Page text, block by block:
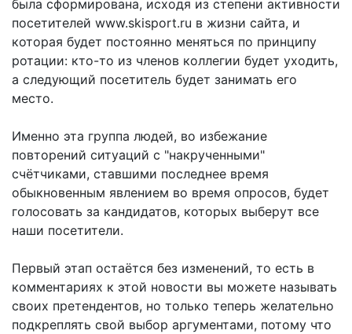
была сформирована, исходя из степени активности
посетителей www.skisport.ru в жизни сайта, и
которая будет постоянно меняться по принципу
ротации: кто-то из членов коллегии будет уходить,
а следующий посетитель будет занимать его
место.
Именно эта группа людей, во избежание
повторений ситуаций с "накрученными"
счётчиками, ставшими последнее время
обыкновенным явлением во время опросов, будет
голосовать за кандидатов, которых выберут все
наши посетители.
Первый этап остаётся без изменений, то есть в
комментариях к этой новости вы можете называть
своих претендентов, но только теперь желательно
подкреплять свой выбор аргументами, потому что